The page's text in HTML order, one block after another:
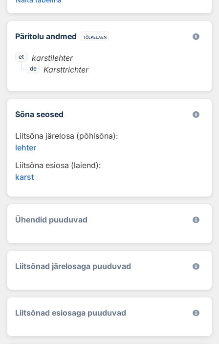
Päritolu andmed tõlkelaen
et karstilehter
de Karsttrichter
Sõna seosed
Liitsõna järelosa (põhisõna):
lehter
Liitsõna esiosa (laiend):
karst
Ühendid puuduvad
Liitsõnad järelosaga puuduvad
Liitsõnad esiosaga puuduvad